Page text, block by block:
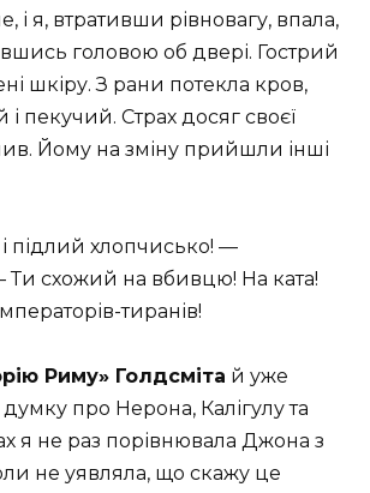
і я, втративши рівновагу, впала,
головою об двері. Гострий
шкіру. З рани потекла кров,
і пекучий. Страх досяг своєї
Йому на зміну прийшли інші
підлий хлопчисько! —
Ти схожий на вбивцю! На ката!
тиранів!
Риму» Голдсміта й уже
про Нерона, Калігулу та
я не раз порівнювала Джона з
не уявляла, що скажу це